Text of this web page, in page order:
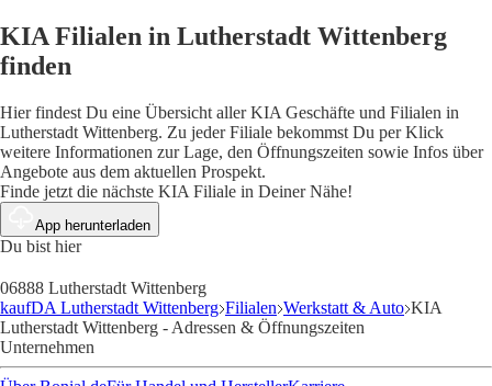
KIA Filialen in Lutherstadt Wittenberg
finden
Hier findest Du eine Übersicht aller KIA Geschäfte und Filialen in
Lutherstadt Wittenberg. Zu jeder Filiale bekommst Du per Klick
weitere Informationen zur Lage, den Öffnungszeiten sowie Infos über
Angebote aus dem aktuellen Prospekt.
Finde jetzt die nächste KIA Filiale in Deiner Nähe!
App herunterladen
Du bist hier
06888 Lutherstadt Wittenberg
kaufDA Lutherstadt Wittenberg Filialen Werkstatt & Auto KIA
Lutherstadt Wittenberg - Adressen & Öffnungszeiten
Unternehmen